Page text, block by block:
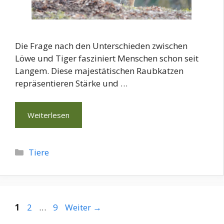
Die Frage nach den Unterschieden zwischen
Löwe und Tiger fasziniert Menschen schon seit
Langem. Diese majestätischen Raubkatzen
repräsentieren Stärke und …
Weiterlesen
Kategorien
Tiere
Seite
1 Seite
2 … Seite
9 Weiter →